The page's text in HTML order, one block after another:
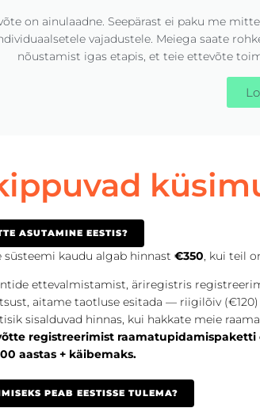
on ainulaadne. Seepärast ei paku me
vajadustele. Meiega saate
nõustamist igas etapis, et teie ettevõte
ASUTAMINE EESTIS?
kaudu algab hinnast €350, kui teil
ettevalmistamist, äriregistris
aitame taotluse esitada — riigilõiv
sisalduvad hinnas, kui hakkate meie
registreerimist
aastas + käibemaks.
PEAB EESTISSE TULEMA?